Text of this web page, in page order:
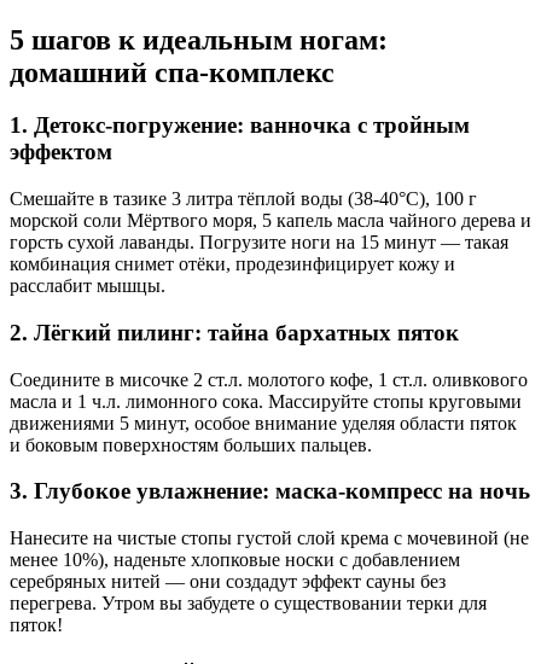
5 шагов к идеальным ногам:
домашний спа-комплекс
1. Детокс-погружение: ванночка с тройным
эффектом
Смешайте в тазике 3 литра тёплой воды (38-40°C), 100 г
морской соли Мёртвого моря, 5 капель масла чайного дерева и
горсть сухой лаванды. Погрузите ноги на 15 минут — такая
комбинация снимет отёки, продезинфицирует кожу и
расслабит мышцы.
2. Лёгкий пилинг: тайна бархатных пяток
Соедините в мисочке 2 ст.л. молотого кофе, 1 ст.л. оливкового
масла и 1 ч.л. лимонного сока. Массируйте стопы круговыми
движениями 5 минут, особое внимание уделяя области пяток
и боковым поверхностям больших пальцев.
3. Глубокое увлажнение: маска-компресс на ночь
Нанесите на чистые стопы густой слой крема с мочевиной (не
менее 10%), наденьте хлопковые носки с добавлением
серебряных нитей — они создадут эффект сауны без
перегрева. Утром вы забудете о существовании терки для
пяток!